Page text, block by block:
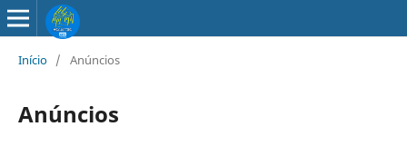
Início / Anúncios
Anúncios